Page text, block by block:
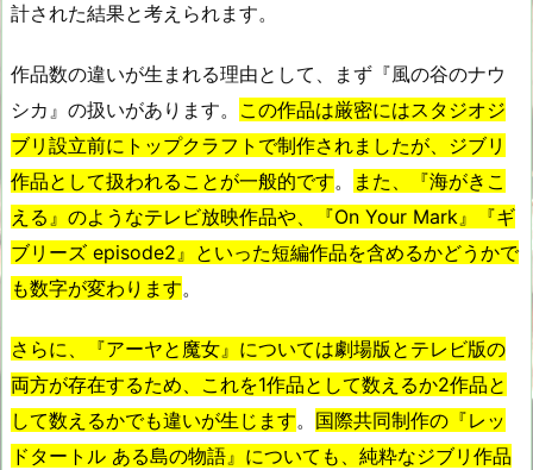
計された結果と考えられます。
作品数の違いが生まれる理由として、まず『風の谷のナウ
シカ』の扱いがあります。 この作品は厳密にはスタジオジ
ブリ設立前にトップクラフトで制作されましたが、ジブリ
作品として扱われることが一般的です。
また、『海がきこ
える』のようなテレビ放映作品や、『On Your Mark』『ギ
ブリーズ episode2』といった短編作品を含めるかどうかで
も数字が変わります。
さらに、『アーヤと魔女』については劇場版とテレビ版の
両方が存在するため、これを1作品として数えるか2作品と
して数えるかでも違いが生じます。 国際共同制作の『レッ
ドタートル ある島の物語』についても、純粋なジブリ作品